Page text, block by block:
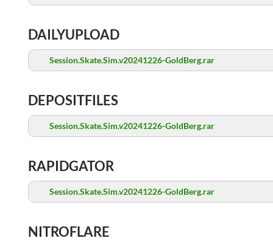
DAILYUPLOAD
Session.Skate.Sim.v20241226-GoldBerg.rar
DEPOSITFILES
Session.Skate.Sim.v20241226-GoldBerg.rar
RAPIDGATOR
Session.Skate.Sim.v20241226-GoldBerg.rar
NITROFLARE